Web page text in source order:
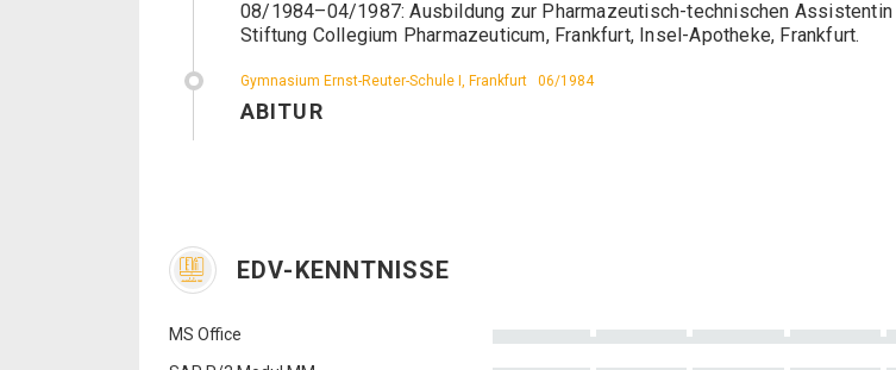
08/1984–04/1987: Ausbildung zur Pharmazeutisch-technischen Assistentin
Stiftung Collegium Pharmazeuticum, Frankfurt, Insel-Apotheke, Frankfurt.
Gymnasium Ernst-Reuter-Schule I, Frankfurt 06/1984
ABITUR
EDV-KENNTNISSE
MS Office